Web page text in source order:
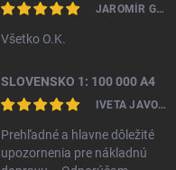
JAROMÍR GAŽO
Všetko O.K.
SLOVENSKO 1: 100 000 A4
IVETA JAVORKOVÁ KAMHALOVÁ
Prehľadné a hlavne dôležité
upozornenia pre nákladnú